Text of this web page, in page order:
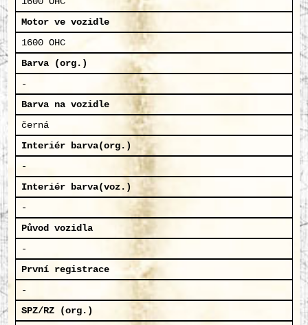
Motor ve vozidle
1600 OHC
Barva (org.)
-
Barva na vozidle
černá
Interiér barva(org.)
-
Interiér barva(voz.)
-
Původ vozidla
-
První registrace
-
SPZ/RZ (org.)